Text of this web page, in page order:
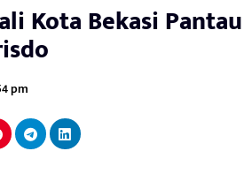
Kota Bekasi Pantau
pm